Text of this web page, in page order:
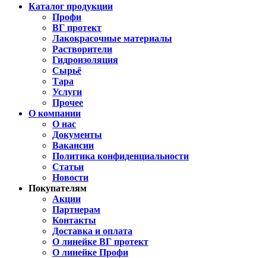
Каталог продукции
Профи
ВГ протект
Лакокрасочные материалы
Растворители
Гидроизоляция
Сырьё
Тара
Услуги
Прочее
О компании
О нас
Документы
Вакансии
Политика конфиденциальности
Статьи
Новости
Покупателям
Акции
Партнерам
Контакты
Доставка и оплата
О линейке ВГ протект
О линейке Профи